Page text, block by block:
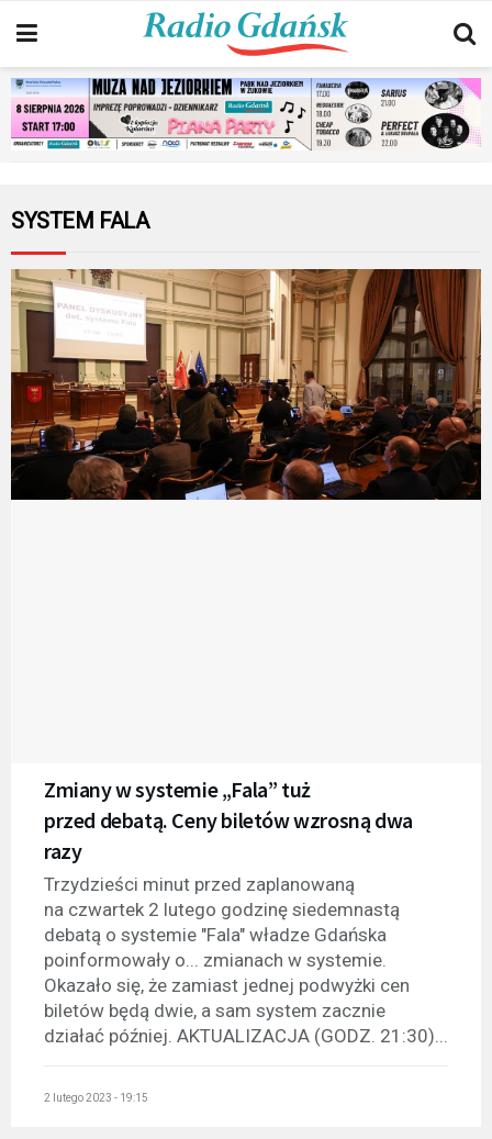
SYSTEM FALA
Zmiany w systemie „Fala” tuż
przed debatą. Ceny biletów wzrosną dwa
razy
Trzydzieści minut przed zaplanowaną
na czwartek 2 lutego godzinę siedemnastą
debatą o systemie "Fala" władze Gdańska
poinformowały o... zmianach w systemie.
Okazało się, że zamiast jednej podwyżki cen
biletów będą dwie, a sam system zacznie
działać później. AKTUALIZACJA (GODZ. 21:30)...
2 lutego 2023 - 19:15